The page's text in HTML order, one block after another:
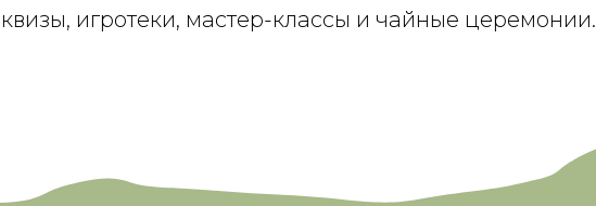
квизы, игротеки, мастер-классы и чайные церемонии.